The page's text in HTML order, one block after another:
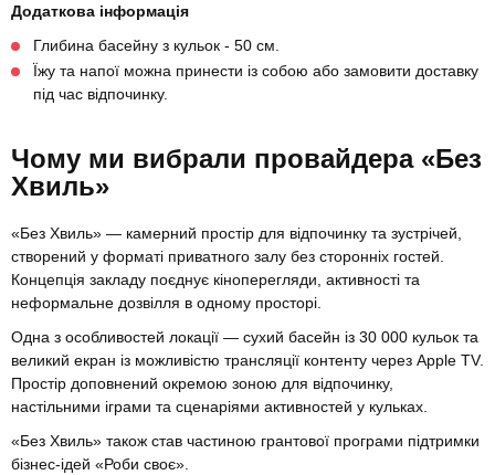
Додаткова інформація
Глибина басейну з кульок - 50 см.
Їжу та напої можна принести із собою або замовити доставку
під час відпочинку.
Чому ми вибрали провайдера «Без
Хвиль»
«Без Хвиль» — камерний простір для відпочинку та зустрічей,
створений у форматі приватного залу без сторонніх гостей.
Концепція закладу поєднує кіноперегляди, активності та
неформальне дозвілля в одному просторі.
Одна з особливостей локації — сухий басейн із 30 000 кульок та
великий екран із можливістю трансляції контенту через Apple TV.
Простір доповнений окремою зоною для відпочинку,
настільними іграми та сценаріями активностей у кульках.
«Без Хвиль» також став частиною грантової програми підтримки
бізнес-ідей «Роби своє».